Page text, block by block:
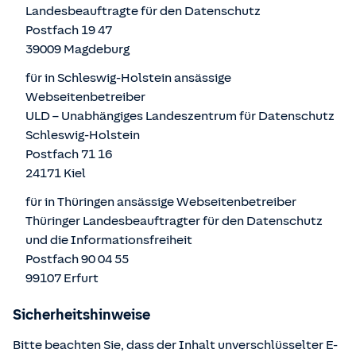
Landesbeauftragte für den Datenschutz
Postfach 19 47
39009 Magdeburg
für in Schleswig-Holstein ansässige
Webseitenbetreiber
ULD – Unabhängiges Landeszentrum für Datenschutz
Schleswig-Holstein
Postfach 71 16
24171 Kiel
für in Thüringen ansässige Webseitenbetreiber
Thüringer Landesbeauftragter für den Datenschutz
und die Informationsfreiheit
Postfach 90 04 55
99107 Erfurt
Sicherheitshinweise
Bitte beachten Sie, dass der Inhalt unverschlüsselter E-